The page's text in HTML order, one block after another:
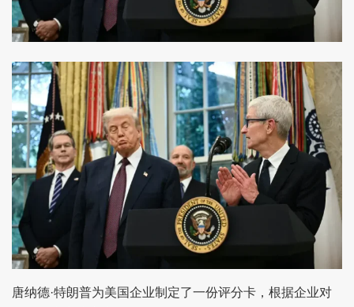
唐纳德·特朗普为美国企业制定了一份评分卡，根据企业对